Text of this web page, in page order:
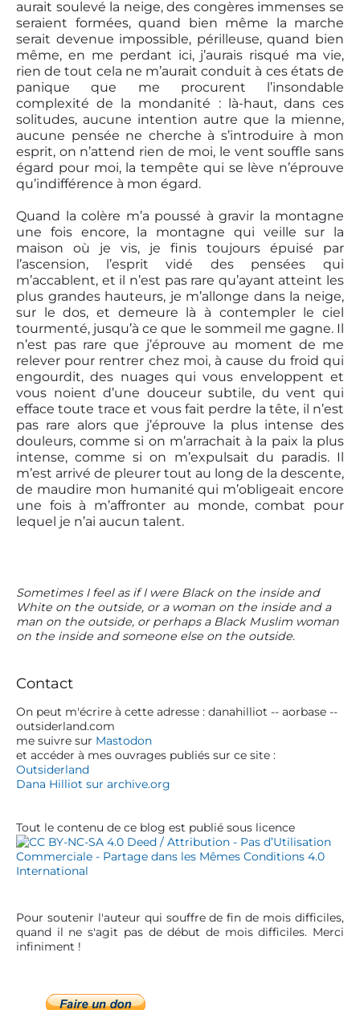
aurait soulevé la neige, des congères immenses se
seraient formées, quand bien même la marche
serait devenue impossible, périlleuse, quand bien
même, en me perdant ici, j’aurais risqué ma vie,
rien de tout cela ne m’aurait conduit à ces états de
panique que me procurent l’insondable
complexité de la mondanité : là-haut, dans ces
solitudes, aucune intention autre que la mienne,
aucune pensée ne cherche à s’introduire à mon
esprit, on n’attend rien de moi, le vent souffle sans
égard pour moi, la tempête qui se lève n’éprouve
qu’indifférence à mon égard.
Quand la colère m’a poussé à gravir la montagne
une fois encore, la montagne qui veille sur la
maison où je vis, je finis toujours épuisé par
l’ascension, l’esprit vidé des pensées qui
m’accablent, et il n’est pas rare qu’ayant atteint les
plus grandes hauteurs, je m’allonge dans la neige,
sur le dos, et demeure là à contempler le ciel
tourmenté, jusqu’à ce que le sommeil me gagne. Il
n’est pas rare que j’éprouve au moment de me
relever pour rentrer chez moi, à cause du froid qui
engourdit, des nuages qui vous enveloppent et
vous noient d’une douceur subtile, du vent qui
efface toute trace et vous fait perdre la tête, il n’est
pas rare alors que j’éprouve la plus intense des
douleurs, comme si on m’arrachait à la paix la plus
intense, comme si on m’expulsait du paradis. Il
m’est arrivé de pleurer tout au long de la descente,
de maudire mon humanité qui m’obligeait encore
une fois à m’affronter au monde, combat pour
lequel je n’ai aucun talent.
P
r
i
m
r
y
S
i
d
e
b
Sometimes I feel as if I were Black on the inside and
White on the outside, or a woman on the inside and a
man on the outside, or perhaps a Black Muslim woman
on the inside and someone else on the outside.
Contact
On peut m'écrire à cette adresse : danahilliot -- aorbase --
outsiderland.com
me suivre sur Mastodon
et accéder à mes ouvrages publiés sur ce site :
Outsiderland
Dana Hilliot sur archive.org
Tout le contenu de ce blog est publié sous licence
Pour soutenir l'auteur qui souffre de fin de mois difficiles,
quand il ne s'agit pas de début de mois difficiles. Merci
infiniment !